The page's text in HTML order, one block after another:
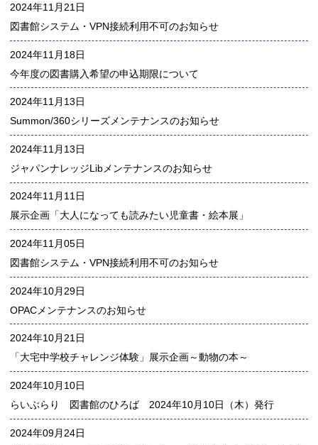
2024年11月21日
図書館システム・VPN接続利用不可のお知らせ
2024年11月18日
今年度の図書購入希望の申込期限について
2024年11月13日
Summon/360シリーズメンテナンスのお知らせ
2024年11月13日
ジャパンナレッジLibメンテナンスのお知らせ
2024年11月11日
展示企画「大人になっても読みたい児童書・絵本展」
2024年11月05日
図書館システム・VPN接続利用不可のお知らせ
2024年10月29日
OPACメンテナンスのお知らせ
2024年10月21日
「大宅中学校チャレンジ体験」展示企画～動物の本～
2024年10月10日
らいぶらり 図書館のひろば 2024年10月10日（木）発行
2024年09月24日